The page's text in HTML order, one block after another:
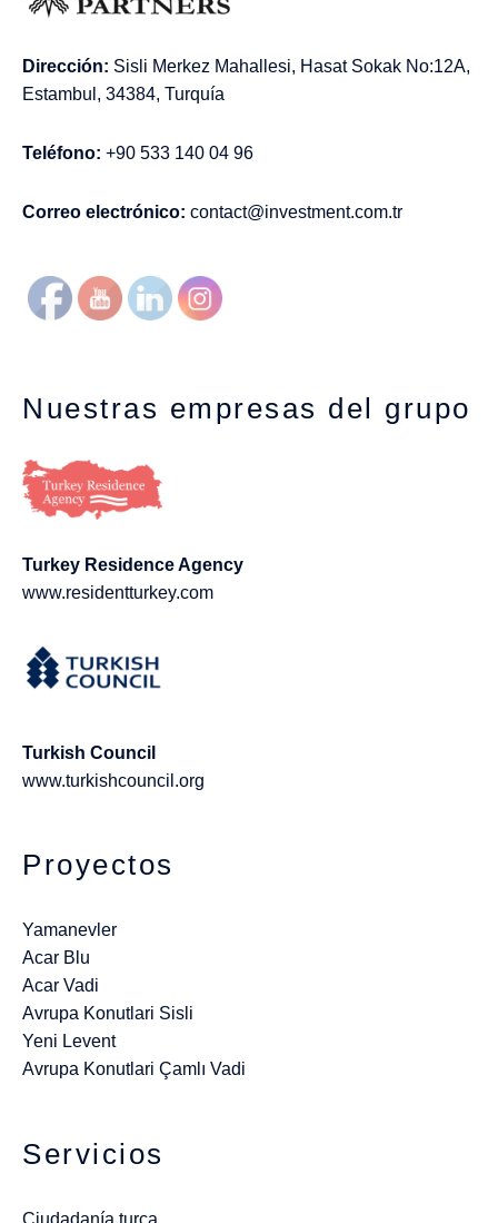
Dirección: Sisli Merkez Mahallesi, Hasat Sokak No:12A,
Estambul, 34384, Turquía
Teléfono: +90 533 140 04 96
Correo electrónico: contact@investment.com.tr
Nuestras empresas del grupo
Turkey Residence Agency
www.residentturkey.com
Turkish Council
www.turkishcouncil.org
Proyectos
Yamanevler
Acar Blu
Acar Vadi
Avrupa Konutlari Sisli
Yeni Levent
Avrupa Konutlari Çamlı Vadi
Servicios